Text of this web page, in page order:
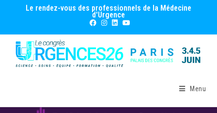
Le rendez-vous des professionnels de la Médecine
d'Urgence
Menu